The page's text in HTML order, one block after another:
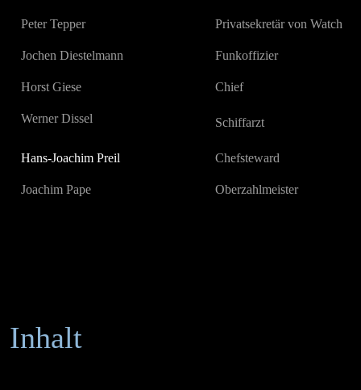
Peter Tepper Privatsekretär von Watch
Jochen Diestelmann Funkoffizier
Horst Giese Chief
Werner Dissel Schiffarzt
Hans-Joachim Preil Chefsteward
Joachim Pape Oberzahlmeister
Inhalt